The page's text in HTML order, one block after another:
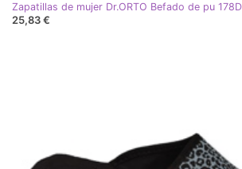
Zapatillas de mujer Dr.ORTO Befado de pu
25,83 €